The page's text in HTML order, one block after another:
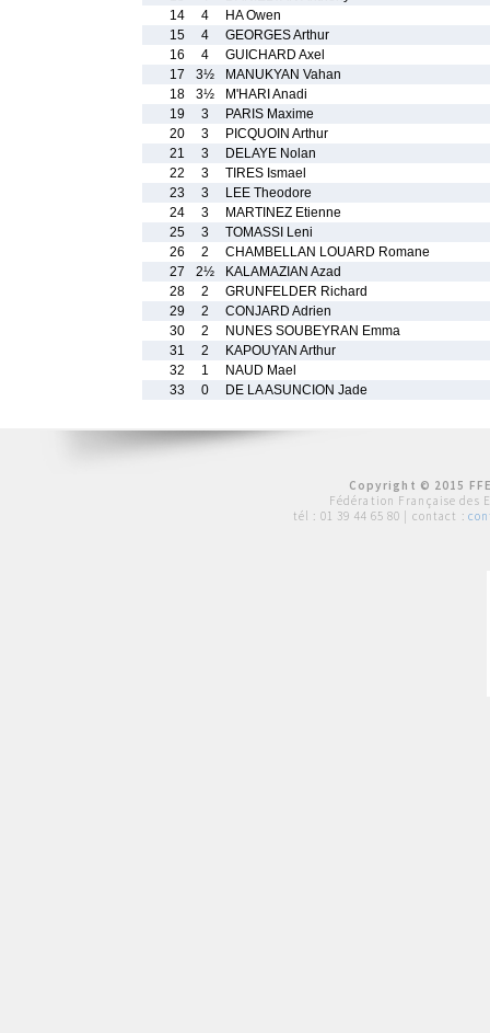
14
4
HA Owen
15
4
GEORGES Arthur
16
4
GUICHARD Axel
17
3½
MANUKYAN Vahan
18
3½
M'HARI Anadi
19
3
PARIS Maxime
20
3
PICQUOIN Arthur
21
3
DELAYE Nolan
22
3
TIRES Ismael
23
3
LEE Theodore
24
3
MARTINEZ Etienne
25
3
TOMASSI Leni
26
2
CHAMBELLAN LOUARD Romane
27
2½
KALAMAZIAN Azad
28
2
GRUNFELDER Richard
29
2
CONJARD Adrien
30
2
NUNES SOUBEYRAN Emma
31
2
KAPOUYAN Arthur
32
1
NAUD Mael
33
0 DE LA ASUNCION Jade
Copyright © 2015
Fédération Française des
tél : 01 39 44 65 80 | contact :